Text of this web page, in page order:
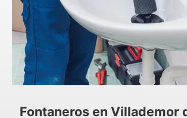
Fontaneros en Villademor